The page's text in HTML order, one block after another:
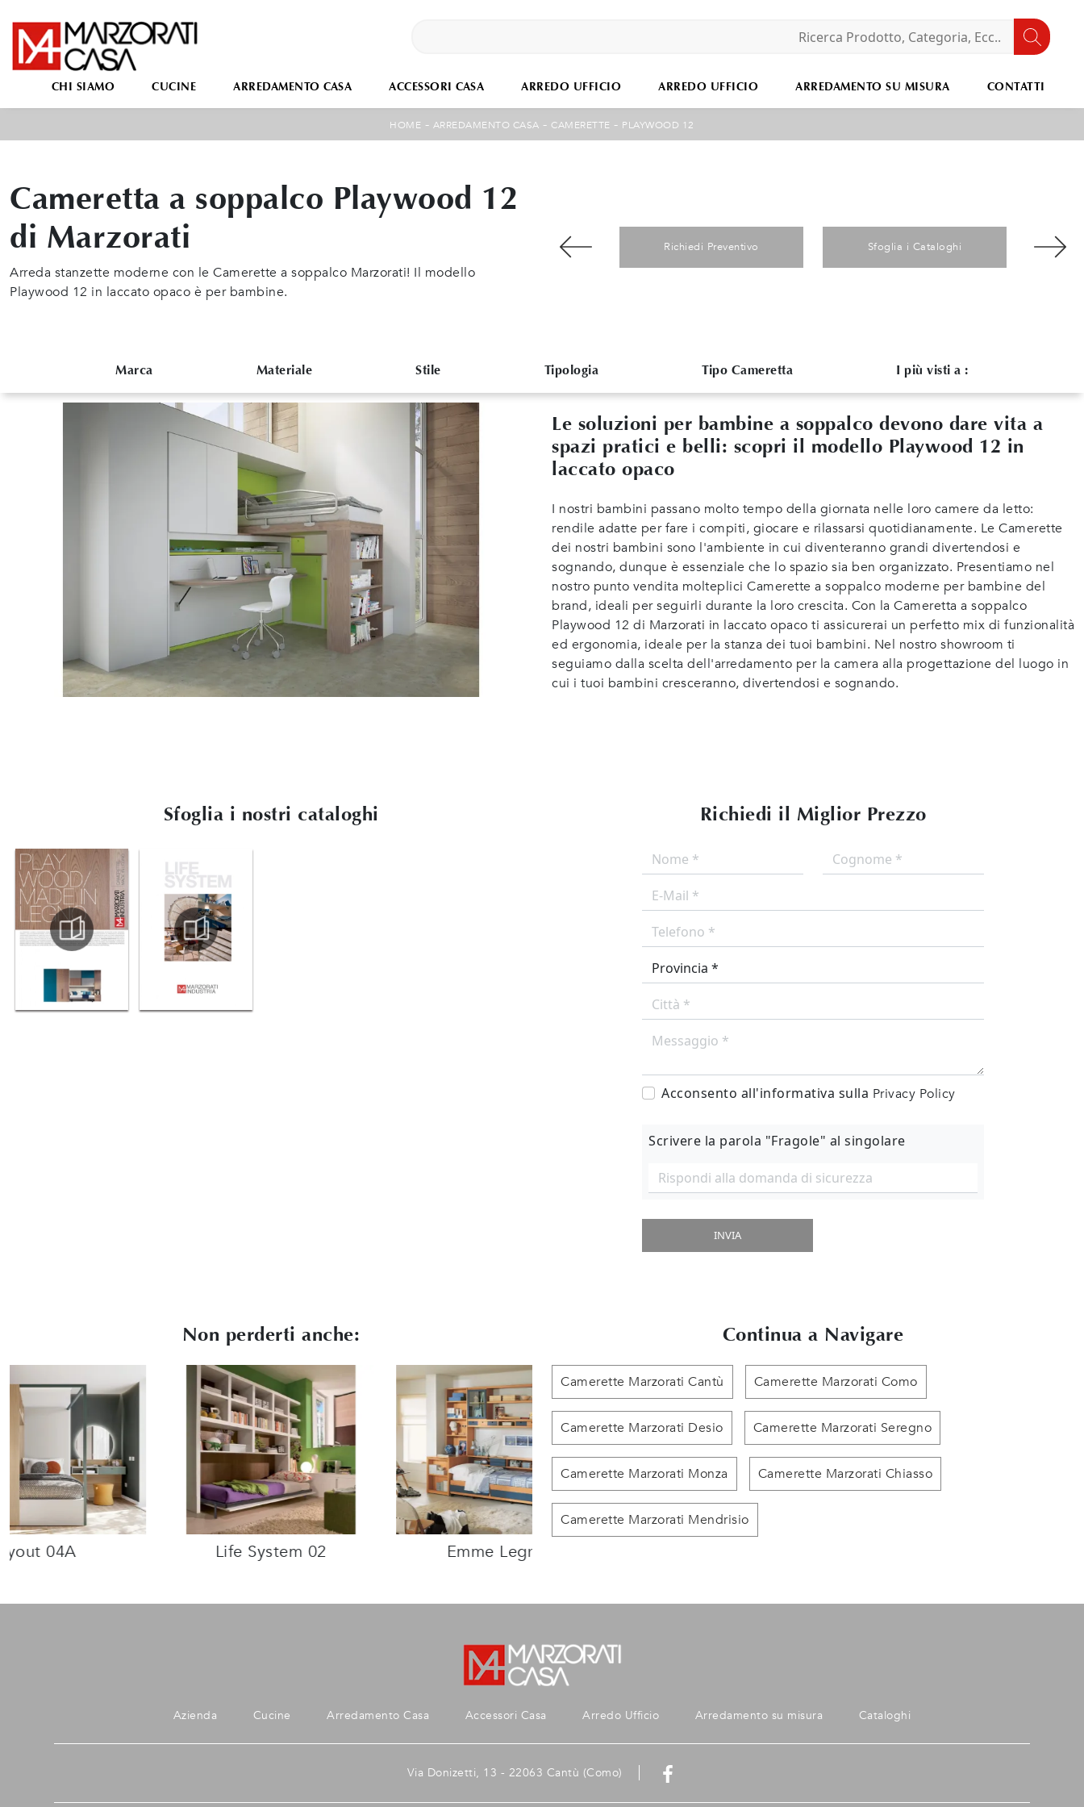
CHI SIAMO CUCINE ARREDAMENTO CASA ACCESSORI CASA ARREDO UFFICIO ARREDO UFFICIO ARREDAMENTO SU MISURA CONTATTI
HOME - ARREDAMENTO CASA - CAMERETTE - PLAYWOOD 12
Cameretta a soppalco Playwood 12
di Marzorati
Arreda stanzette moderne con le Camerette a soppalco Marzorati! Il modello
Playwood 12 in laccato opaco è per bambine.
Richiedi Preventivo Sfoglia i Cataloghi
Marca Materiale Stile Tipologia Tipo Cameretta I più visti a :
Le soluzioni per bambine a soppalco devono dare vita a
spazi pratici e belli: scopri il modello Playwood 12 in
laccato opaco
I nostri bambini passano molto tempo della giornata nelle loro camere da letto:
rendile adatte per fare i compiti, giocare e rilassarsi quotidianamente. Le Camerette
dei nostri bambini sono l'ambiente in cui diventeranno grandi divertendosi e
sognando, dunque è essenziale che lo spazio sia ben organizzato. Presentiamo nel
nostro punto vendita molteplici Camerette a soppalco moderne per bambine del
brand, ideali per seguirli durante la loro crescita. Con la Cameretta a soppalco
Playwood 12 di Marzorati in laccato opaco ti assicurerai un perfetto mix di funzionalità
ed ergonomia, ideale per la stanza dei tuoi bambini. Nel nostro showroom ti
seguiamo dalla scelta dell'arredamento per la camera alla progettazione del luogo in
cui i tuoi bambini cresceranno, divertendosi e sognando.
Sfoglia i nostri cataloghi Richiedi il Miglior Prezzo
Acconsento all'informativa sulla Privacy Policy
Scrivere la parola "Fragole" al singolare
INVIA
Non perderti anche:
04A Life System 02 Emme Legno 17
Continua a Navigare
Camerette Marzorati Cantù Camerette Marzorati Como
Camerette Marzorati Desio Camerette Marzorati Seregno
Camerette Marzorati Monza Camerette Marzorati Chiasso
Camerette Marzorati Mendrisio
Azienda Cucine Arredamento Casa Accessori Casa Arredo Ufficio Arredamento su misura Cataloghi
Via Donizetti, 13 - 22063 Cantù (Como)